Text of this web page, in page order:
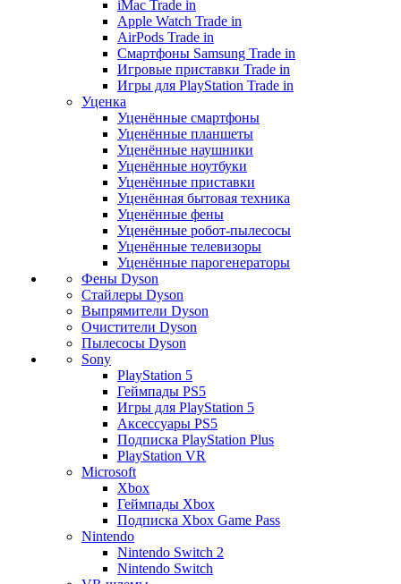
iMac Trade in
Apple Watch Trade in
AirPods Trade in
Смартфоны Samsung Trade in
Игровые приставки Trade in
Игры для PlayStation Trade in
Уценка
Уценённые смартфоны
Уценённые планшеты
Уценённые наушники
Уценённые ноутбуки
Уценённые приставки
Уценённая бытовая техника
Уценённые фены
Уценённые робот-пылесосы
Уценённые телевизоры
Уценённые парогенераторы
Фены Dyson
Стайлеры Dyson
Выпрямители Dyson
Очистители Dyson
Пылесосы Dyson
Sony
PlayStation 5
Геймпады PS5
Игры для PlayStation 5
Аксессуары PS5
Подписка PlayStation Plus
PlayStation VR
Microsoft
Xbox
Геймпады Xbox
Подписка Xbox Game Pass
Nintendo
Nintendo Switch 2
Nintendo Switch